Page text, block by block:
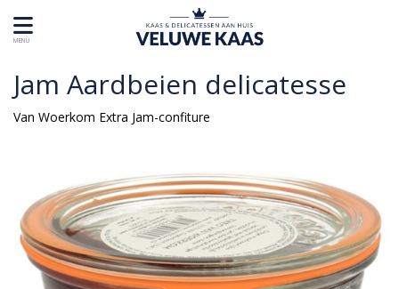
MENU
Jam Aardbeien delicatesse
Van Woerkom Extra Jam-confiture